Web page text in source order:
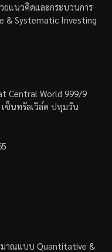
ยแนวคิดและกระบวนการ
& Systematic Investing
Central World 999/9
ซ็นทรัลเวิล์ด ปทุมวัน
มาณแบบ Quantitative &